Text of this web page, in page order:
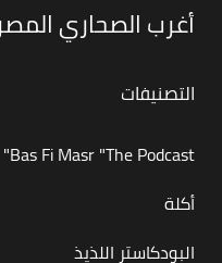
أغرب الصحاري
التصنيفات
Bas Fi Masr "The Podcast"
أكلة
البودكاستر اللذيذ